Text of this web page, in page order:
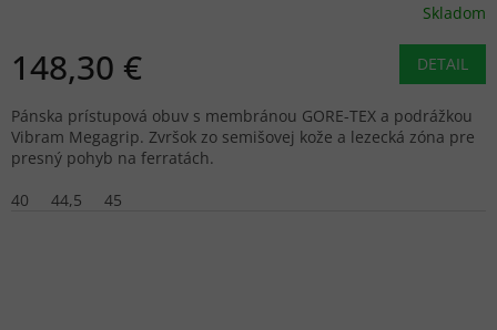
Skladom
148,30 € DETAIL
Pánska prístupová obuv s membránou GORE-TEX a podrážkou
Vibram Megagrip. Zvršok zo semišovej kože a lezecká zóna pre
presný pohyb na ferratách.
40
44,5 45